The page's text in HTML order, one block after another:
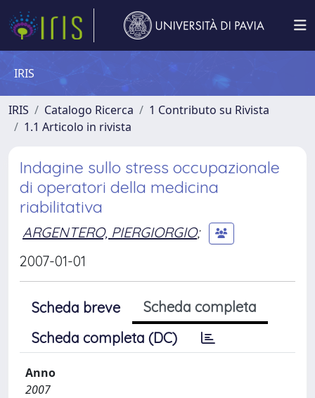
IRIS
IRIS Catalogo Ricerca
1 Contributo su Rivista
1.1 Articolo in rivista
Indagine sullo stress occupazionale
di operatori della medicina
riabilitativa
ARGENTERO, PIERGIORGIO;
2007-01-01
Scheda breve
Scheda completa
Scheda completa (DC)
Anno
2007